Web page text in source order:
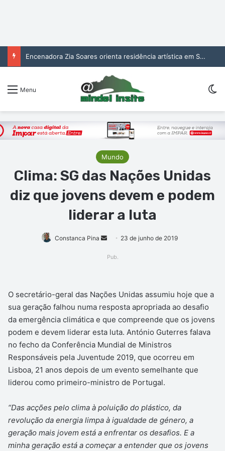
Encenadora Zia Soares orienta residência artística em São Vicente
Menu
Mundo
Clima: SG das Nações Unidas
diz que jovens devem e podem
liderar a luta
Constanca Pina
Mande23 de junho de 2019
Pub.
O secretário-geral das Nações Unidas assumiu hoje que a
sua geração falhou numa resposta apropriada ao desafio
da emergência climática e que compreende que os jovens
podem e devem liderar esta luta. António Guterres falava
no fecho da Conferência Mundial de Ministros
Responsáveis pela Juventude 2019, que ocorreu em
Lisboa, 21 anos depois de um evento semelhante que
liderou como primeiro-ministro de Portugal.
“Das acções pelo clima à poluição do plástico, da
revolução da energia limpa à igualdade de género, a
geração mais jovem está a enfrentar os desafios. E a
minha geração está a começar a entender que os jovens